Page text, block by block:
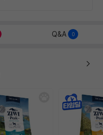
Q&A 0